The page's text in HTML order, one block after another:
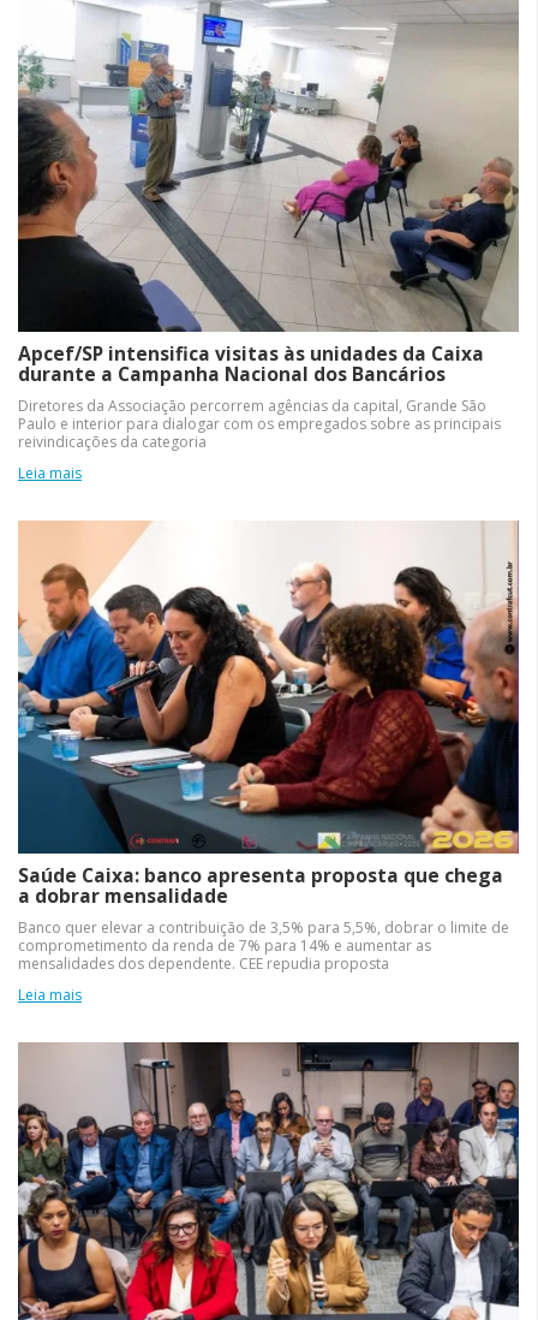
Apcef/SP intensifica visitas às unidades da Caixa
durante a Campanha Nacional dos Bancários
Diretores da Associação percorrem agências da capital, Grande São
Paulo e interior para dialogar com os empregados sobre as principais
reivindicações da categoria
Leia mais
Saúde Caixa: banco apresenta proposta que chega
a dobrar mensalidade
Banco quer elevar a contribuição de 3,5% para 5,5%, dobrar o limite de
comprometimento da renda de 7% para 14% e aumentar as
mensalidades dos dependente. CEE repudia proposta
Leia mais